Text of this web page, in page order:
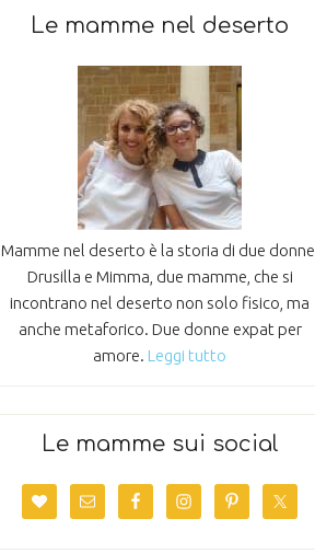
Le mamme nel deserto
Mamme nel deserto è la storia di due donne,
Drusilla e Mimma, due mamme, che si
incontrano nel deserto non solo fisico, ma
anche metaforico. Due donne expat per
amore. Leggi tutto
Le mamme sui social